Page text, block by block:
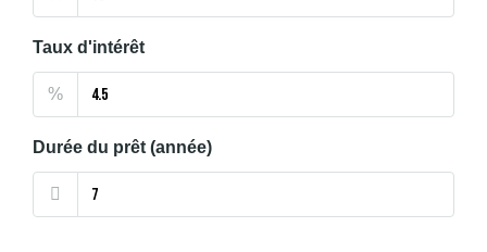
Taux d'intérêt
%
Durée du prêt (année)